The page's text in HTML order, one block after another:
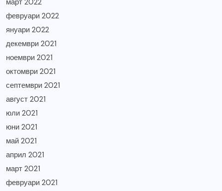
март 2022
февруари 2022
януари 2022
декември 2021
ноември 2021
октомври 2021
септември 2021
август 2021
юли 2021
юни 2021
май 2021
април 2021
март 2021
февруари 2021